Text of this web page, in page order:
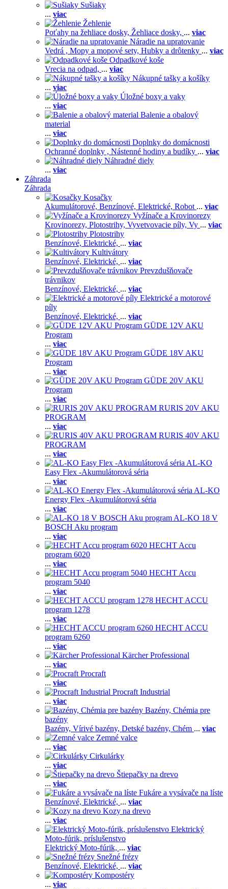
Sušiaky
... viac
Žehlenie
Poťahy na žehliace dosky, Žehliace dosky, ... viac
Náradie na upratovanie
Vedrá , Mopy a mopové sety, Hubky a drôtenky ... viac
Odpadkové koše
Vrecia na odpad, ... viac
Nákupné tašky a košíky
... viac
Úložné boxy a vaky
... viac
Balenie a obalový
material
... viac
Doplnky do domácnosti
Ochranné doplnky , Nástenné hodiny a budíky ... viac
Náhradné diely
... viac
Záhrada
Záhrada
Kosačky
Akumulátorové, Benzínové, Elektrické, Robot ... viac
Vyžínače a Krovinorezy
Krovinorezy, Plotostrihy, Vyvetvovacie píly, Vy ... viac
Plotostrihy
Benzínové, Elektrické, ... viac
Kultivátory
Benzínové, Elektrické, ... viac
Prevzdušňovače
trávnikov
Benzínové, Elektrické, ... viac
Elektrické a motorové
píly
Benzínové, Elektrické, ... viac
GÜDE 12V AKU
Program
... viac
GÜDE 18V AKU
Program
... viac
GÜDE 20V AKU
Program
... viac
RURIS 20V AKU
PROGRAM
... viac
RURIS 40V AKU
PROGRAM
... viac
AL-KO
Easy Flex -Akumulátorová séria
... viac
AL-KO
Energy Flex -Akumulátorová séria
... viac
AL-KO 18 V
BOSCH Aku program
... viac
HECHT Accu
program 6020
... viac
HECHT Accu
program 5040
... viac
HECHT ACCU
program 1278
... viac
HECHT ACCU
program 6260
... viac
Kärcher Professional
... viac
Procraft
... viac
Procraft Industrial
... viac
Bazény, Chémia pre
bazény
Bazény, Vírivé bazény, Detské bazény, Chém ... viac
Zemné valce
... viac
Cirkulárky
... viac
Štiepačky na drevo
... viac
Fukáre a vysávače na líste
Benzínové, Elektrické, ... viac
Kozy na drevo
... viac
Elektrický
Moto-fúrik, príslušenstvo
Elektrický Moto-fúrik, ... viac
Snežné frézy
Benzínové, Elektrické, ... viac
Kompostéry
... viac